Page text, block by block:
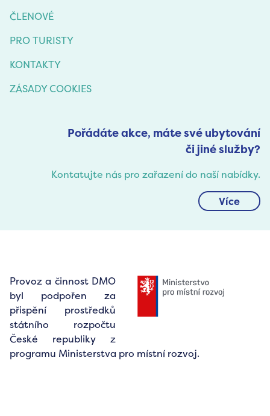
ČLENOVÉ
PRO TURISTY
KONTAKTY
ZÁSADY COOKIES
Pořádáte akce, máte své ubytování
či jiné služby?
Kontatujte nás pro zařazení do naší nabídky.
Více
Provoz a činnost DMO
byl podpořen za
přispění prostředků
státního rozpočtu
České republiky z
programu Ministerstva pro místní rozvoj.